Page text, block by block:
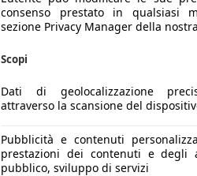
consenso prestato in qualsiasi
sezione Privacy Manager della
Scopi
Dati di geolocalizzazione
attraverso la scansione del
Pubblicità e contenuti
prestazioni dei contenuti e degli
pubblico, sviluppo di servizi